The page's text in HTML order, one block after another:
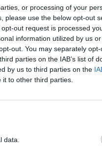
or processing of your
please use the below opt-out
out request is processed
information utilized by us
out. You may separately
parties on the IAB’s list of
by us to third parties on the
to other third parties.
data.
92 milliós
amit csinál m ez t
hogy mennyi az olaj
azzal.
meg nem állítja
akkor Irantol